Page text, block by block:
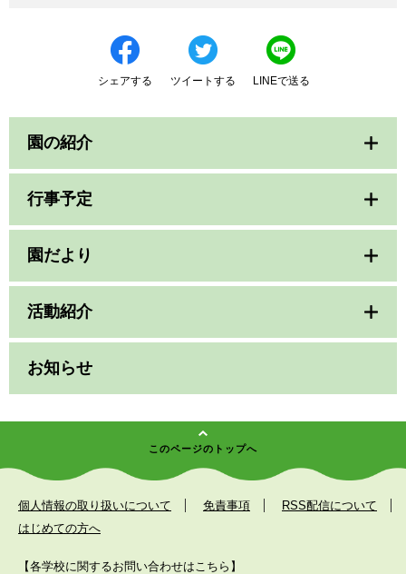
シェアする ツイートする LINEで送る
園の紹介
行事予定
園だより
活動紹介
お知らせ
このページのトップへ
個人情報の取り扱いについて 免責事項
RSS配信について
はじめての方へ
【各学校に関するお問い合わせはこちら】